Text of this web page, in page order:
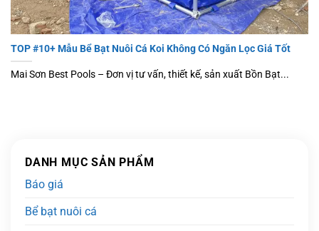
TOP #10+ Mẫu Bể Bạt Nuôi Cá Koi Không Có Ngăn Lọc Giá Tốt
Mai Sơn Best Pools – Đơn vị tư vấn, thiết kế, sản xuất Bồn Bạt...
DANH MỤC SẢN PHẨM
Báo giá
Bể bạt nuôi cá